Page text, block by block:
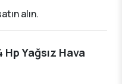
alın.
Yağsız Hava